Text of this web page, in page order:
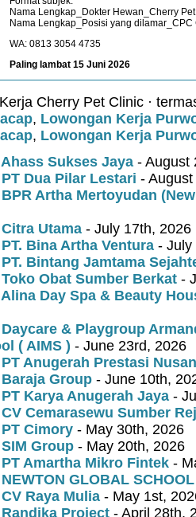
Nama Lengkap_Dokter Hewan_Cherry
Nama Lengkap_Posisi yang
WA: 0813 3054 4735
Paling lambat 15 Juni 2026
Cherry Pet Clinic ·
, Lowongan Kerja
, Lowongan Kerja
Sukses Jaya - August
Dua Pilar Lestari -
Artha Mertoyudan
Utama - July 17th, 2026
Bina Artha Ventura - July
Bintang Jamtama
Obat Sumber Berkat -
Day Spa & Beauty
& Playgroup
( AIMS ) - June 23rd, 2026
Anugerah Prestasi
Group - June 10th,
Karya Anugerah Jaya -
Cemarasewu Sumber
Cimory - May 30th, 2026
Group - May 20th, 2026
Amartha Mikro Fintek -
GLOBAL SCHOOL
Raya Mulia - May 1st,
Project - April 28th,